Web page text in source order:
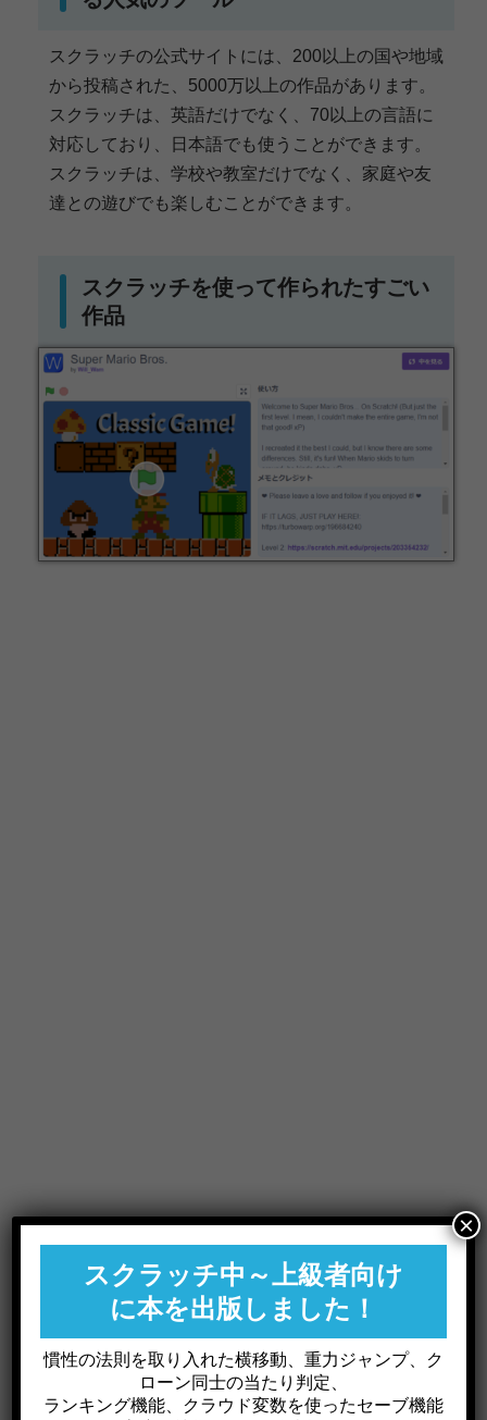
スクラッチの公式サイトには、200以上の国や地域
から投稿された、5000万以上の作品があります。
スクラッチは、英語だけでなく、70以上の言語に
対応しており、日本語でも使うことができます。
スクラッチは、学校や教室だけでなく、家庭や友
達との遊びでも楽しむことができます。
スクラッチを使って作られたすごい
作品
スクラッチの教育効果
スクラッチとプログラミング教育の
スクラッチ中～上級者向け
に本を出版しました！
慣性の法則を取り入れた横移動、重力ジャンプ、ク
ローン同士の当たり判定、
ランキング機能、クラウド変数を使ったセーブ機能
×